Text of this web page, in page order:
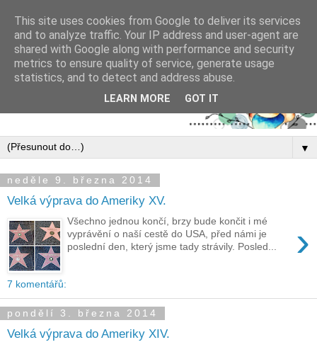
▼
neděle 9. března 2014
Velká výprava do Ameriky XV.
›
Všechno jednou končí, brzy bude končit i mé
vyprávění o naší cestě do USA, před námi je
poslední den, který jsme tady strávily. Posled...
7 komentářů:
pondělí 3. března 2014
Velká výprava do Ameriky XIV.
This site uses cookies from Google to deliver its services
and to analyze traffic. Your IP address and user-agent are
shared with Google along with performance and security
metrics to ensure quality of service, generate usage
statistics, and to detect and address abuse.
LEARN MORE GOT IT